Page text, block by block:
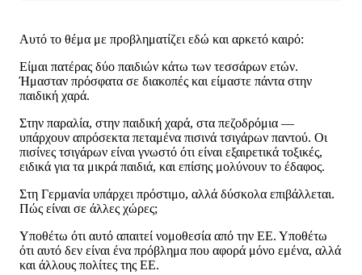
Αυτό το θέμα με προβληματίζει εδώ και αρκετό καιρό:
Είμαι πατέρας δύο παιδιών κάτω των τεσσάρων ετών.
Ήμασταν πρόσφατα σε διακοπές και είμαστε πάντα στην
παιδική χαρά.
Στην παραλία, στην παιδική χαρά, στα πεζοδρόμια —
υπάρχουν απρόσεκτα πεταμένα πισινά τσιγάρων παντού. Οι
πισίνες τσιγάρων είναι γνωστό ότι είναι εξαιρετικά τοξικές,
ειδικά για τα μικρά παιδιά, και επίσης μολύνουν το έδαφος.
Στη Γερμανία υπάρχει πρόστιμο, αλλά δύσκολα επιβάλλεται.
Πώς είναι σε άλλες χώρες;
Υποθέτω ότι αυτό απαιτεί νομοθεσία από την ΕΕ. Υποθέτω
ότι αυτό δεν είναι ένα πρόβλημα που αφορά μόνο εμένα, αλλά
και άλλους πολίτες της ΕΕ.